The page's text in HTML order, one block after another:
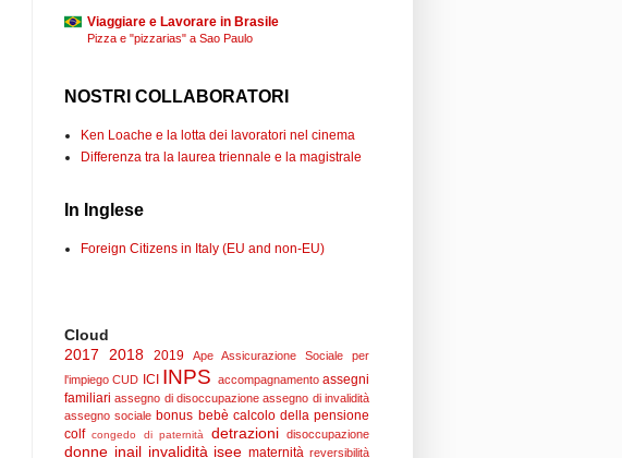
Viaggiare e Lavorare in Brasile
Pizza e "pizzarias" a Sao Paulo
NOSTRI COLLABORATORI
Ken Loache e la lotta dei lavoratori nel cinema
Differenza tra la laurea triennale e la magistrale
In Inglese
Foreign Citizens in Italy (EU and non-EU)
Cloud
2017
2018 2019 Ape
Assicurazione Sociale per
l'impiego CUD ICI INPS accompagnamento assegni
familiari assegno di disoccupazione assegno di invalidità
assegno sociale bonus bebè calcolo della pensione
colf congedo di paternità detrazioni disoccupazione
donne inail invalidità isee maternità reversibilità